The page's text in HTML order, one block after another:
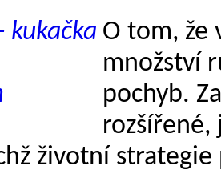
O tom, že
množství
pochyb.
rozšířené,
životní